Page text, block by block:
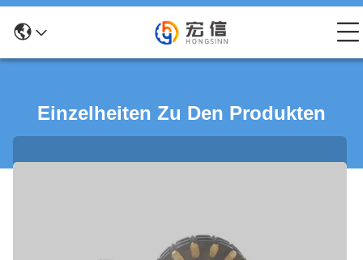
Einzelheiten Zu Den Produkten